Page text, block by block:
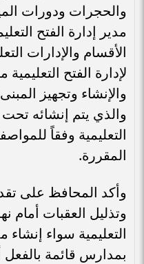
والحجرات ودورات
مدير إدارة الفتح
الأقسام والإدارات
لإدارة الفتح
والإنشاء وتجهيز
والذي يتم إنشائه تحت
التعليمية وفقاً
المقررة.
وأكد المحافظ على
وتذليل العقبات
التعليمية سواء
بمدارس قائمة بالفعل